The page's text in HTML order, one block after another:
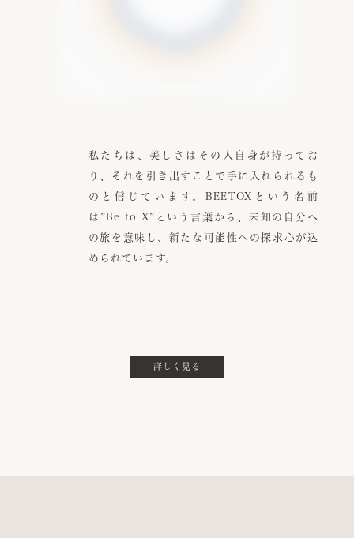
私たちは、美しさはその人自身が持ってお
り、それを引き出すことで手に入れられるも
のと信じています。BEETOXという名前
は”Be to X”という言葉から、未知の自分へ
の旅を意味し、新たな可能性への探求心が込
められています。
詳しく見る